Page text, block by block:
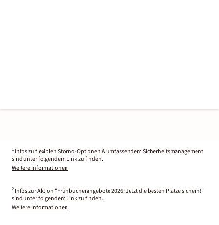
1 Infos zu flexiblen Storno-Optionen & umfassendem Sicherheitsmanagement
sind unter folgendem Link zu finden.
Weitere Informationen
2 Infos zur Aktion "Frühbucherangebote 2026: Jetzt die besten Plätze sichern!"
sind unter folgendem Link zu finden.
Weitere Informationen